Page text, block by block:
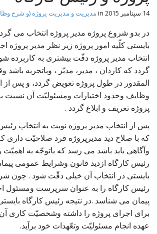
t
14 سپتامبر 2015 مدیریت و مدیریت پروژه (و شرح
در بدو شروع پروژه مدیر پروژه انتخاب می
بایستی کلّیه امور پروژه زیر نظر مدیر پروژه
انتخاب مدیر پروژه دقّت بیشتری به کاربرده
گردد که کاردان ، مدیر، مدبّر ، وباتجربه باشد
المقدور در طول پروژه تعویض گردد، و پس از
وظایف وحدود اختیارات ومسئولیّت آن نسبت
پروژه تعریف و ابلاغ گردد .
پس از انتخاب مدیر پروژه نوبت به انتخاب
که با صلاح دید مدیرپروژه فرد صلاحیّت داری
وآگاهی باید باشد می رسد که باتوجّه به
رئیس کارگاه ازدید قانون وشرایط عمومی
بایستی در انتخاب آن خیلی دقّت شود . چون
رئیس کارگاه را به عنوان سرپرست ومسئول
پیمان می شناسد .در نتیجه رئیس کارگاه
برای اجرای پروژه را داشته وشخصیّت کاری
عهده انجام مسئولیّت وتعّهدات خود برآید.